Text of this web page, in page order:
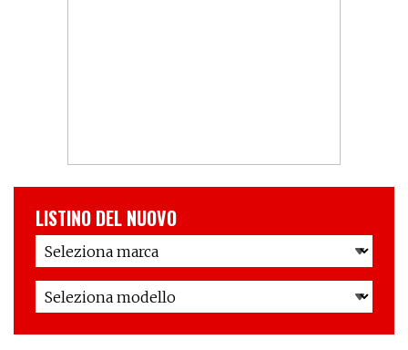
LISTINO DEL NUOVO